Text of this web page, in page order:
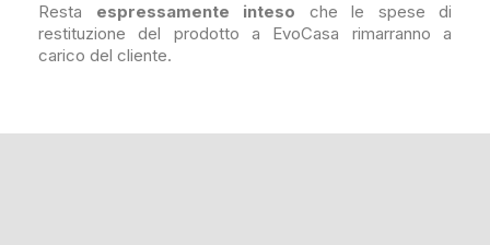
Resta espressamente inteso che le spese di
restituzione del prodotto a EvoCasa rimarranno a
carico del cliente.